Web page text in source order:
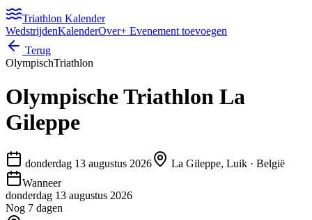
Triathlon Kalender
WedstrijdenKalenderOver+ Evenement toevoegen
Terug
OlympischTriathlon
Olympische Triathlon La
Gileppe
donderdag 13 augustus 2026 La Gileppe, Luik · België
Wanneer
donderdag 13 augustus 2026
Nog 7 dagen